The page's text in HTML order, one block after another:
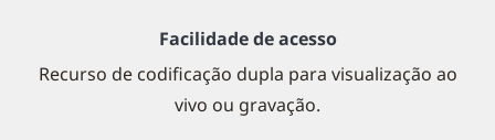
Facilidade de acesso
Recurso de codificação dupla para visualização ao
vivo ou gravação.